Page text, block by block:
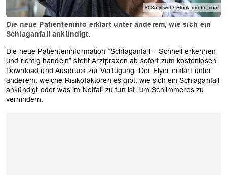
© Satjawat / Stock.adobe.com
Die neue Patienteninfo erklärt unter anderem, wie sich ein
Schlaganfall ankündigt.
Die neue Patienteninformation “Schlaganfall – Schnell erkennen
und richtig handeln” steht Arztpraxen ab sofort zum kostenlosen
Download und Ausdruck zur Verfügung. Der Flyer erklärt unter
anderem, welche Risikofaktoren es gibt, wie sich ein Schlaganfall
ankündigt oder was im Notfall zu tun ist, um Schlimmeres zu
verhindern.